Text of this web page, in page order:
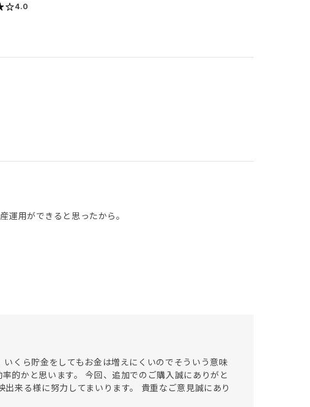
4.0
運用ができると思ったから。
くら貯金をしてもお金は増えにくいのでそういう意味
的かと思います。 今回、追加でのご購入誠にありがと
来る様に努力してまいります。 貴重なご意見誠にあり